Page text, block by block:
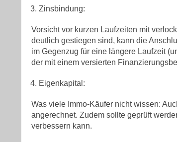
Zinsbindung:
Vorsicht vor kurzen Laufzeiten mit
deutlich gestiegen sind, kann die
im Gegenzug für eine längere Laufzeit
der mit einem versierten
Eigenkapital:
Was viele Immo-Käufer nicht wissen:
angerechnet. Zudem sollte geprüft
verbessern kann.